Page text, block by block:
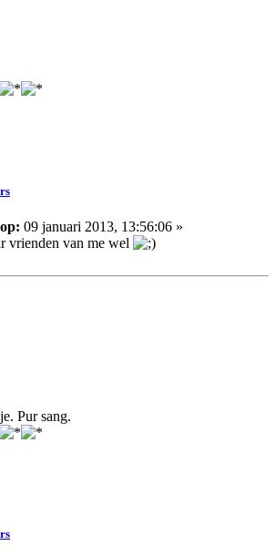
09 januari 2013, 13:56:06 »
vrienden van me wel
Pur sang.